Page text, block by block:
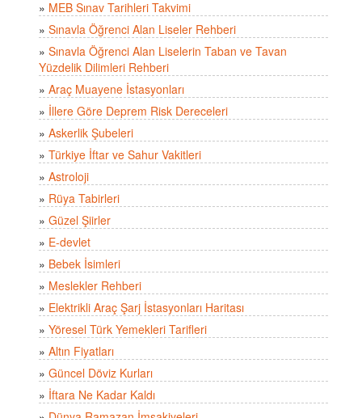
» MEB Sınav Tarihleri Takvimi
» Sınavla Öğrenci Alan Liseler Rehberi
» Sınavla Öğrenci Alan Liselerin Taban ve Tavan
Yüzdelik Dilimleri Rehberi
» Araç Muayene İstasyonları
» İllere Göre Deprem Risk Dereceleri
» Askerlik Şubeleri
» Türkiye İftar ve Sahur Vakitleri
» Astroloji
» Rüya Tabirleri
» Güzel Şiirler
» E-devlet
» Bebek İsimleri
» Meslekler Rehberi
» Elektrikli Araç Şarj İstasyonları Haritası
» Yöresel Türk Yemekleri Tarifleri
» Altın Fiyatları
» Güncel Döviz Kurları
» İftara Ne Kadar Kaldı